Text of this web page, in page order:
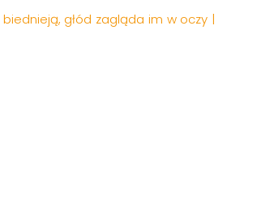
głód zagląda im w oczy |